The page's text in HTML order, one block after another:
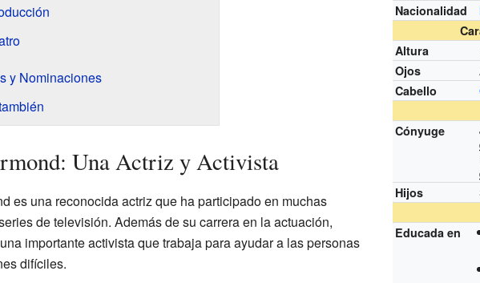
Nacionalidad
Altura
Ojos
Cabello
Cónyuge
Hijos
Educada en
y Nominaciones
Una Actriz y Activista
es una reconocida actriz que ha participado en muchas
de televisión. Además de su carrera en la actuación,
importante activista que trabaja para ayudar a las personas
difíciles.